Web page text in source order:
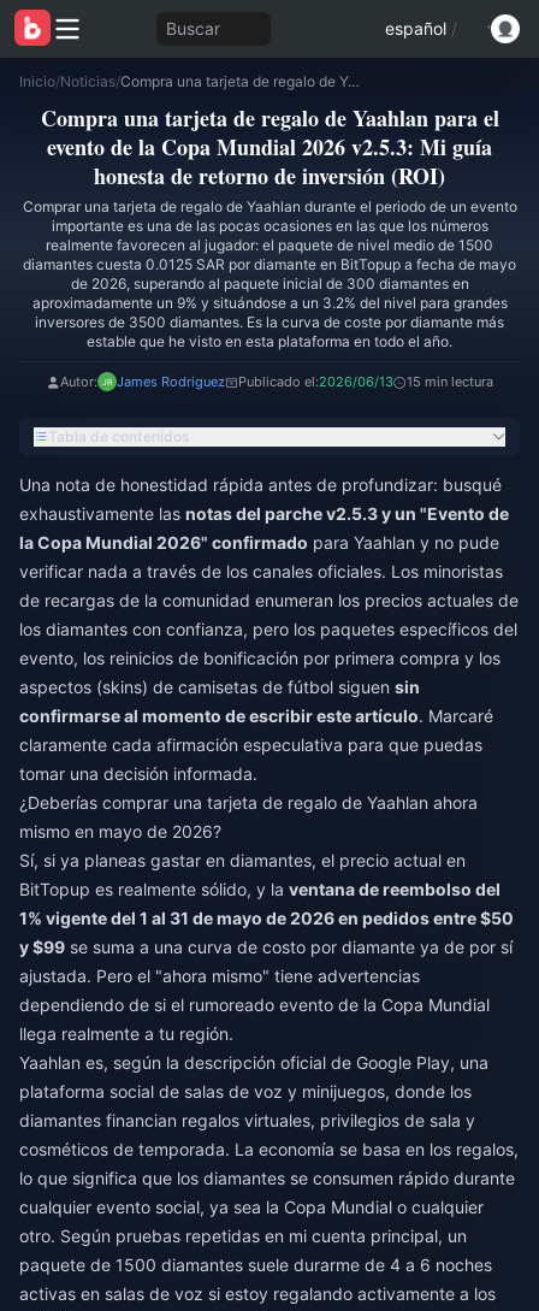
Buscar español /
Inicio/Noticias/ Compra una tarjeta de regalo de Yaahlan para el evento de la Copa Mundial 2026 v2.5.3: Mi guía honesta de retorno de inversión (ROI)
Compra una tarjeta de regalo de Yaahlan para el
evento de la Copa Mundial 2026 v2.5.3: Mi guía
honesta de retorno de inversión (ROI)
Comprar una tarjeta de regalo de Yaahlan durante el periodo de un evento
importante es una de las pocas ocasiones en las que los números
realmente favorecen al jugador: el paquete de nivel medio de 1500
diamantes cuesta 0.0125 SAR por diamante en BitTopup a fecha de mayo
de 2026, superando al paquete inicial de 300 diamantes en
aproximadamente un 9% y situándose a un 3.2% del nivel para grandes
inversores de 3500 diamantes. Es la curva de coste por diamante más
estable que he visto en esta plataforma en todo el año.
Autor: James Rodriguez Publicado el:2026/06/13 15 min lectura
Tabla de contenidos
Una nota de honestidad rápida antes de profundizar: busqué
exhaustivamente las notas del parche v2.5.3 y un "Evento de
la Copa Mundial 2026" confirmado para Yaahlan y no pude
verificar nada a través de los canales oficiales. Los minoristas
de recargas de la comunidad enumeran los precios actuales de
los diamantes con confianza, pero los paquetes específicos del
evento, los reinicios de bonificación por primera compra y los
aspectos (skins) de camisetas de fútbol siguen sin
confirmarse al momento de escribir este artículo. Marcaré
claramente cada afirmación especulativa para que puedas
tomar una decisión informada.
¿Deberías comprar una tarjeta de regalo de Yaahlan ahora
mismo en mayo de 2026?
Sí, si ya planeas gastar en diamantes, el precio actual en
BitTopup es realmente sólido, y la ventana de reembolso del
1% vigente del 1 al 31 de mayo de 2026 en pedidos entre $50
y $99 se suma a una curva de costo por diamante ya de por sí
ajustada. Pero el "ahora mismo" tiene advertencias
dependiendo de si el rumoreado evento de la Copa Mundial
llega realmente a tu región.
Yaahlan es, según la descripción oficial de Google Play, una
plataforma social de salas de voz y minijuegos, donde los
diamantes financian regalos virtuales, privilegios de sala y
cosméticos de temporada. La economía se basa en los regalos,
lo que significa que los diamantes se consumen rápido durante
cualquier evento social, ya sea la Copa Mundial o cualquier
otro. Según pruebas repetidas en mi cuenta principal, un
paquete de 1500 diamantes suele durarme de 4 a 6 noches
activas en salas de voz si estoy regalando activamente a los